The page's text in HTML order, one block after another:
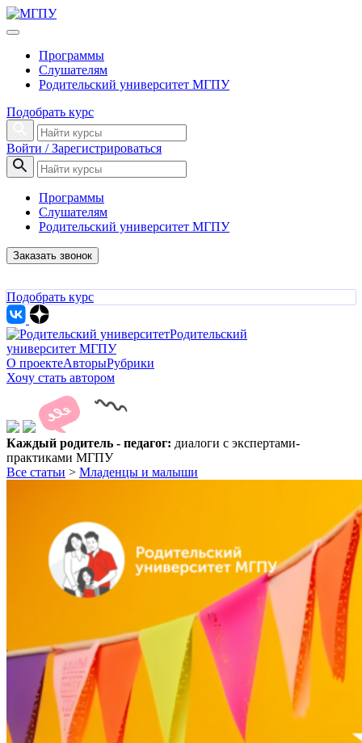
Программы
Слушателям
Родительский университет МГПУ
Подобрать курс
Войти / Зарегистрироваться
Программы
Слушателям
Родительский университет МГПУ
Заказать звонок
Подобрать курс
Родительский
университет МГПУ
О проектеАвторыРубрики
Хочу стать автором
Каждый родитель - педагог: диалоги с экспертами-
практиками МГПУ
Все статьи > Младенцы и малыши